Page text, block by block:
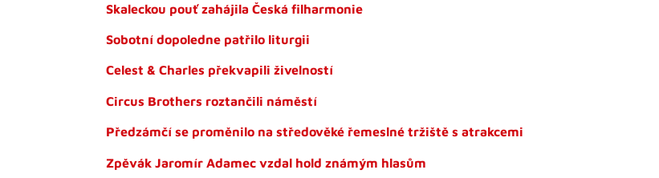
Skaleckou pouť zahájila Česká filharmonie
Sobotní dopoledne patřilo liturgii
Celest & Charles překvapili živelností
Circus Brothers roztančili náměstí
Předzámčí se proměnilo na středověké řemeslné tržiště s atrakcemi
Zpěvák Jaromír Adamec vzdal hold známým hlasům